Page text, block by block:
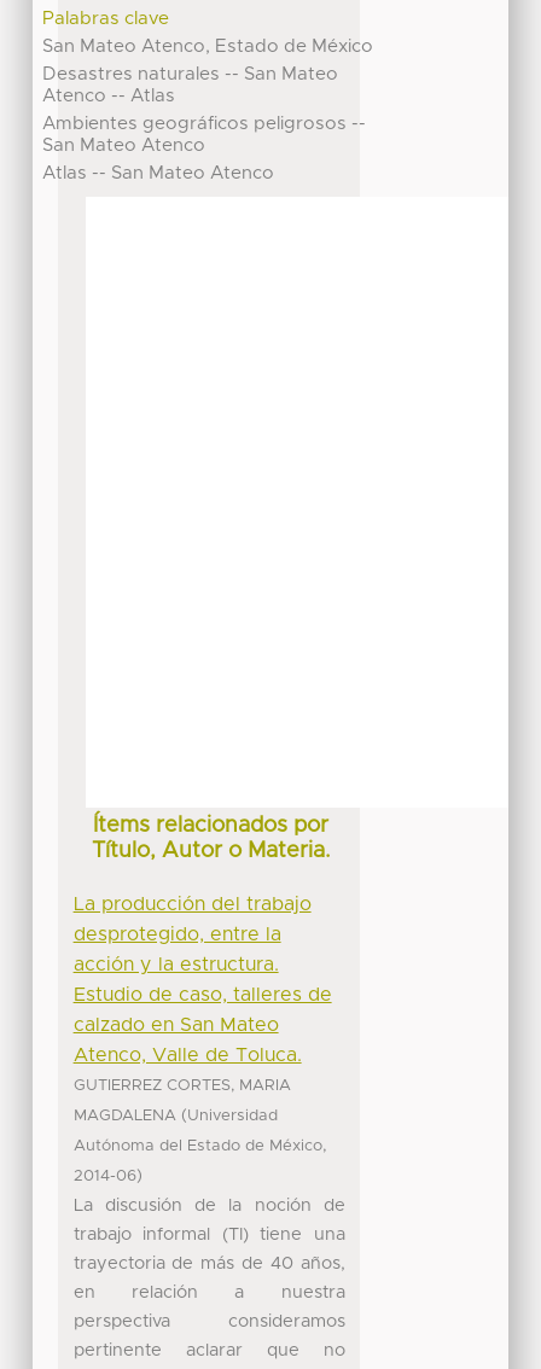
Palabras clave
San Mateo Atenco, Estado de México
Desastres naturales -- San Mateo
Atenco -- Atlas
Ambientes geográficos peligrosos --
San Mateo Atenco
Atlas -- San Mateo Atenco
Ítems relacionados por
Título, Autor o Materia.
La producción del trabajo
desprotegido, entre la
acción y la estructura.
Estudio de caso, talleres de
calzado en San Mateo
Atenco, Valle de Toluca.
GUTIERREZ CORTES, MARIA
MAGDALENA (Universidad
Autónoma del Estado de México,
2014-06)
La discusión de la noción de
trabajo informal (TI) tiene una
trayectoria de más de 40 años,
en relación a nuestra
perspectiva consideramos
pertinente aclarar que no